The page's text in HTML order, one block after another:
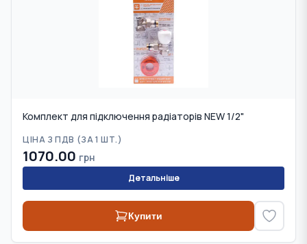
Комплект для підключення радіаторів NEW 1/2"
ЦІНА З ПДВ (ЗА 1 ШТ.)
1070.00 грн
Детальніше
Купити